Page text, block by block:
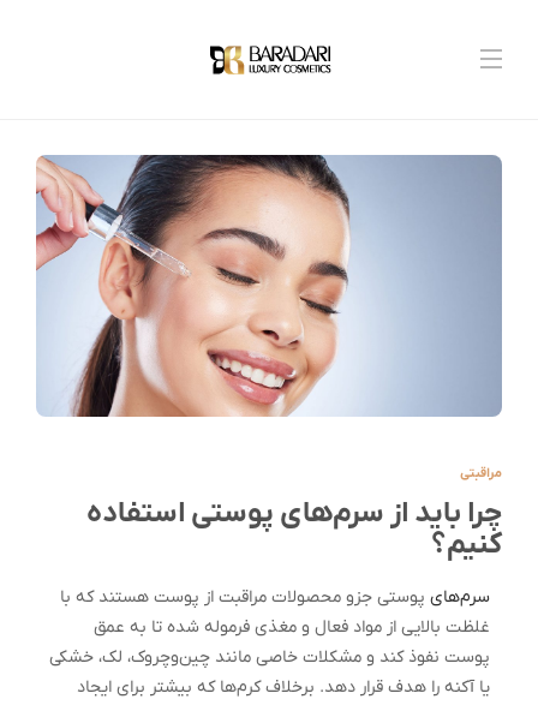
مراقبتی
چرا باید از سرم‌های پوستی استفاده
کنیم؟
سرم‌های پوستی جزو محصولات مراقبت از پوست هستند که با
غلظت بالایی از مواد فعال و مغذی فرموله شده تا به عمق
پوست نفوذ کند و مشکلات خاصی مانند چین‌وچروک، لک، خشکی
یا آکنه را هدف قرار دهد. برخلاف کرم‌ها که بیشتر برای ایجاد